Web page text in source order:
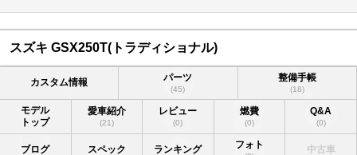
スズキ GSX250T(トラディショナル)
カスタム情報 パーツ
(45)
整備手帳
(18)
モデル
トップ
愛車紹介
(21)
レビュー
(0)
燃費
(0)
Q&A
(0)
ブログ スペック ランキング フォト 中古車